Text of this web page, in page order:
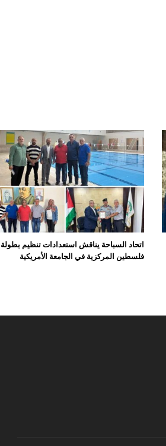
اتحاد السباحة يناقش استعدادات تنظيم بطولة
فلسطين المركزية في الجامعة الأمريكية